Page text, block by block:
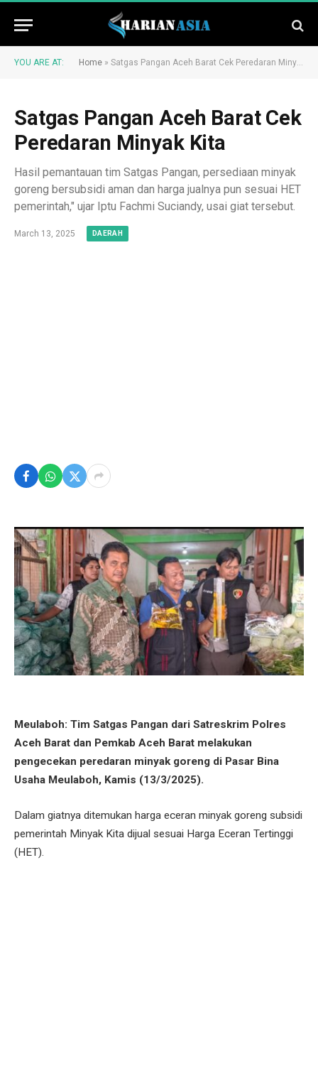
YOU ARE AT: Home » Satgas Pangan Aceh Barat Cek Peredaran Minyak Kita
Satgas Pangan Aceh Barat Cek
Peredaran Minyak Kita
Hasil pemantauan tim Satgas Pangan, persediaan minyak
goreng bersubsidi aman dan harga jualnya pun sesuai HET
pemerintah," ujar Iptu Fachmi Suciandy, usai giat tersebut.
March 13, 2025 DAERAH
Meulaboh: Tim Satgas Pangan dari Satreskrim Polres
Aceh Barat dan Pemkab Aceh Barat melakukan
pengecekan peredaran minyak goreng di Pasar Bina
Usaha Meulaboh, Kamis (13/3/2025).
Dalam giatnya ditemukan harga eceran minyak goreng subsidi
pemerintah Minyak Kita dijual sesuai Harga Eceran Tertinggi
(HET).